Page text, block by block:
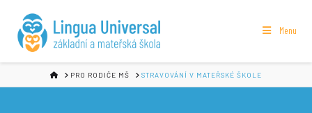
Menu
HOMEPRO RODIČE MŠ STRAVOVÁNÍ V MATEŘSKÉ ŠKOLE